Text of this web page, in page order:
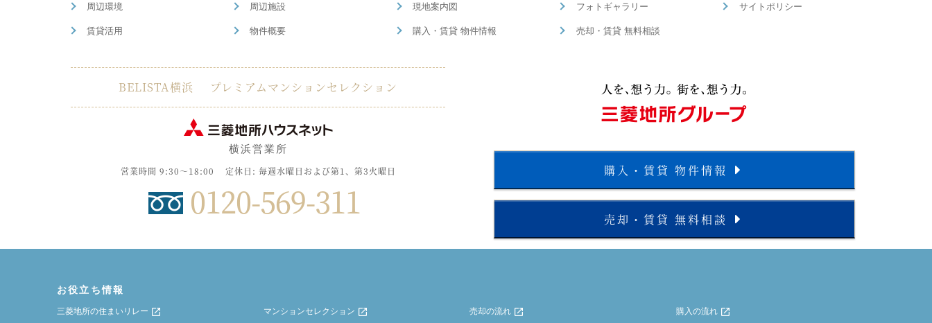
周辺環境 周辺施設 現地案内図 フォトギャラリー サイトポリシー
賃貸活用 物件概要 購入・賃貸 物件情報 売却・賃貸 無料相談
BELISTA横浜 プレミアムマンションセレクション
横浜営業所
営業時間 9:30〜18:00
定休日: 毎週水曜日および第1、第3火曜日
0120-569-311
購入・賃貸 物件情報
売却・賃貸 無料相談
お役立ち情報
三菱地所の住まいリレー マンションセレクション 売却の流れ 購入の流れ